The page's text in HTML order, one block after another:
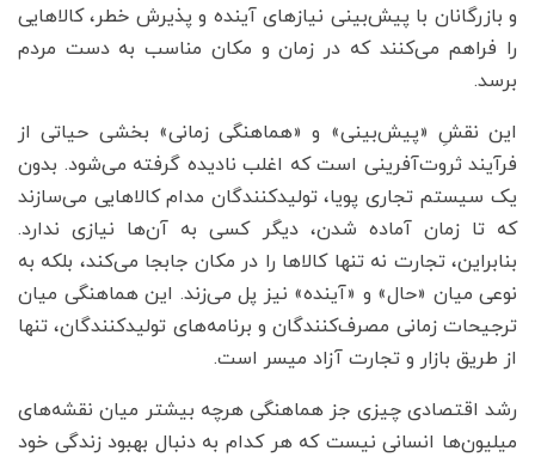
و بازرگانان با پیش‌بینی نیازهای آینده و پذیرش خطر، کالاهایی
را فراهم می‌کنند که در زمان و مکان مناسب به دست مردم
برسد.
این نقشِ «پیش‌بینی» و «هماهنگی زمانی» بخشی حیاتی از
فرآیند ثروت‌آفرینی است که اغلب نادیده گرفته می‌شود. بدون
یک سیستم تجاری پویا، تولیدکنندگان مدام کالاهایی می‌سازند
که تا زمان آماده شدن، دیگر کسی به آن‌ها نیازی ندارد.
بنابراین، تجارت نه تنها کالاها را در مکان جابجا می‌کند، بلکه به
نوعی میان «حال» و «آینده» نیز پل می‌زند. این هماهنگی میان
ترجیحات زمانی مصرف‌کنندگان و برنامه‌های تولیدکنندگان، تنها
از طریق بازار و تجارت آزاد میسر است.
رشد اقتصادی چیزی جز هماهنگی هرچه بیشتر میان نقشه‌های
میلیون‌ها انسانی نیست که هر کدام به دنبال بهبود زندگی خود